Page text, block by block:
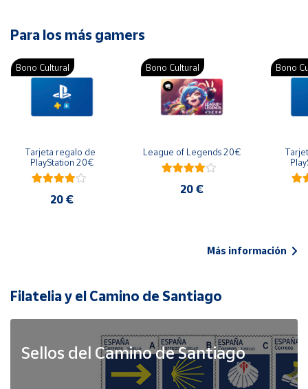
Para los más gamers
Bono Cultural
Tarjeta regalo de
PlayStation 20€
20 €
Bono Cultural
League of Legends 20€
20 €
Bono
Más información
Filatelia y el Camino de Santiago
Sellos del Camino de Santiago